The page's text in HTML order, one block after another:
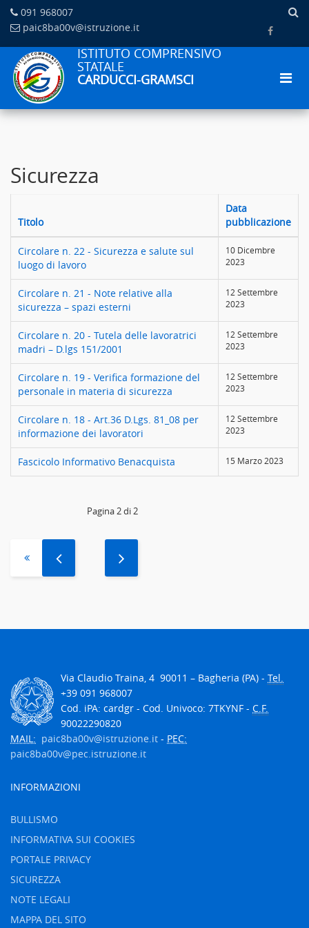
091 968007
paic8ba00v@istruzione.it
ISTITUTO COMPRENSIVO
STATALE
CARDUCCI-GRAMSCI
Sicurezza
Titolo
Data
pubblicazione
Circolare n. 22 - Sicurezza e salute sul
luogo di lavoro
10 Dicembre
2023
Circolare n. 21 - Note relative alla
sicurezza – spazi esterni
12 Settembre
2023
Circolare n. 20 - Tutela delle lavoratrici
madri – D.lgs 151/2001
12 Settembre
2023
Circolare n. 19 - Verifica formazione del
personale in materia di sicurezza
12 Settembre
2023
Circolare n. 18 - Art.36 D.Lgs. 81_08 per
informazione dei lavoratori
12 Settembre
2023
Fascicolo Informativo Benacquista 15 Marzo 2023
Pagina 2 di 2
Via Claudio Traina, 4 90011 – Bagheria (PA) - Tel.
+39 091 968007
Cod. iPA: cardgr - Cod. Univoco: 7TKYNF - C.F.
90022290820
MAIL: paic8ba00v@istruzione.it - PEC:
paic8ba00v@pec.istruzione.it
INFORMAZIONI
BULLISMO
INFORMATIVA SUI COOKIES
PORTALE PRIVACY
SICUREZZA
NOTE LEGALI
MAPPA DEL SITO